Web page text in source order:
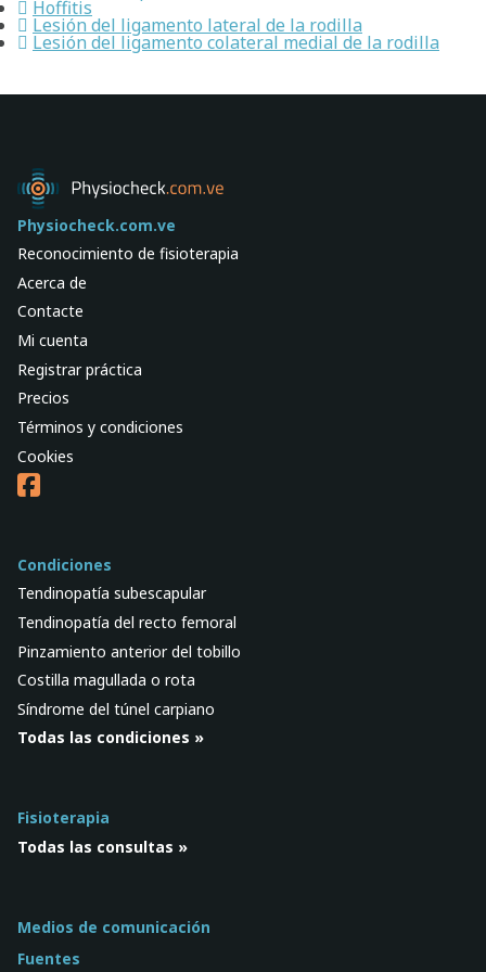
Hoffitis
Lesión del ligamento lateral de la rodilla
Lesión del ligamento colateral medial de la rodilla
Physiocheck.com.ve
Reconocimiento de fisioterapia
Acerca de
Contacte
Mi cuenta
Registrar práctica
Precios
Términos y condiciones
Cookies
Condiciones
Tendinopatía subescapular
Tendinopatía del recto femoral
Pinzamiento anterior del tobillo
Costilla magullada o rota
Síndrome del túnel carpiano
Todas las condiciones »
Fisioterapia
Todas las consultas »
Medios de comunicación
Fuentes